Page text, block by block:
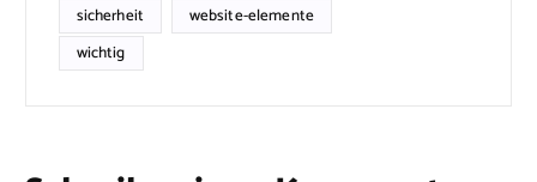
sicherheit
website-elemente
wichtig